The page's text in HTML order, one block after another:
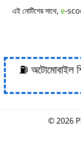
এই নোটিশের সাথে, e-
⛽ অটোমোবাইল
© 2026